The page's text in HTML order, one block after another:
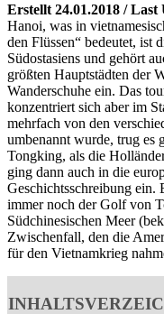
Erstellt 24.01.2018 / Last
Hanoi, was in
den Flüssen“ bedeutet, ist
Südostasiens und gehört
größten Hauptstädten der
Wanderschuhe ein. Das
konzentriert sich aber im
mehrfach von den
umbenannt wurde, trug es
Tongking, als die
ging dann auch in die
Geschichtsschreibung ein.
immer noch der Golf von
Südchinesischen Meer
Zwischenfall, den die
für den Vietnamkrieg